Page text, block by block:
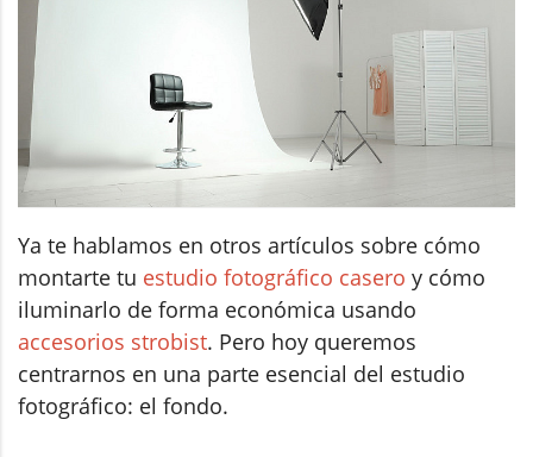
Ya te hablamos en otros artículos sobre cómo
montarte tu estudio fotográfico casero y cómo
iluminarlo de forma económica usando
accesorios strobist. Pero hoy queremos
centrarnos en una parte esencial del estudio
fotográfico: el fondo.